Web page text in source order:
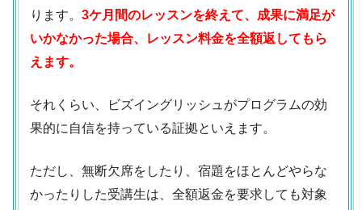
ります。 3ケ月間のレッスンを終えて、成果に満足が
いかなかった場合、レッスン料金を全額返してもら
えます。
それくらい、ビズイングリッシュがプログラムの効
果的に自信を持っている証拠といえます。
ただし、無断欠席をしたり、宿題をほとんどやらな
かったりした受講生は、全額返金を要求しても対象